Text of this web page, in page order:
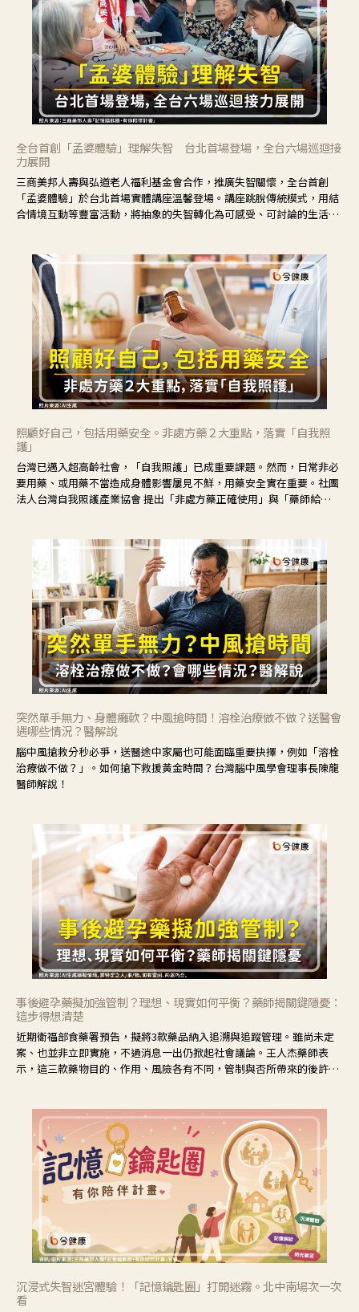
全台首創「孟婆體驗」理解失智 台北首場登場，全台六場巡迴接
力展開
三商美邦人壽與弘道老人福利基金會合作，推廣失智關懷，全台首創
「孟婆體驗」於台北首場實體講座溫馨登場。講座跳脫傳統模式，用結
合情境互動等豐富活動，將抽象的失智轉化為可感受、可討論的生活情
照顧好自己，包括用藥安全。非處方藥２大重點，落實「自我照
護」
台灣已邁入超高齡社會，「自我照護」已成重要課題。然而，日常非必
要用藥、或用藥不當造成身體影響屢見不鮮，用藥安全實在重要。社團
法人台灣自我照護產業協會 提出「非處方藥正確使用」與「藥師給
突然單手無力、身體癱軟？中風搶時間！溶栓治療做不做？送醫會
遇哪些情況？醫解說
腦中風搶救分秒必爭，送醫途中家屬也可能面臨重要抉擇，例如「溶栓
治療做不做？」。如何搶下救援黃金時間？台灣腦中風學會理事長陳龍
醫師解說！
事後避孕藥擬加強管制？理想、現實如何平衡？藥師揭關鍵隱憂：
這步得想清楚
近期衛福部食藥署預告，擬將3款藥品納入追溯與追蹤管理。雖尚未定
案、也並非立即實施，不過消息一出仍掀起社會議論。王人杰藥師表
示，這三款藥物目的、作用、風險各有不同，管制與否所帶來的後許影
沉浸式失智迷宮體驗！「記憶鑰匙圈」打開迷霧。北中南場次一次
看